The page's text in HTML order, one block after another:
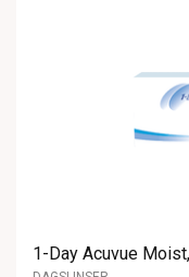
1-Day Acuvue